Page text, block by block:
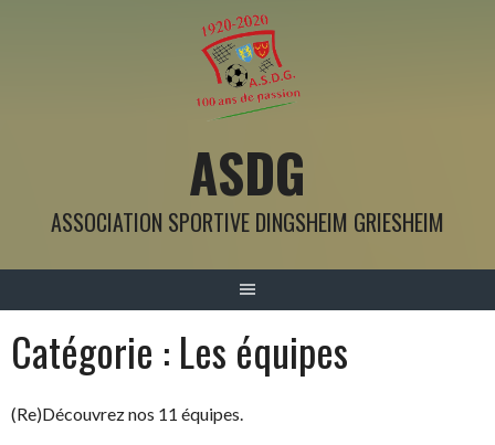
ASDG
ASSOCIATION SPORTIVE DINGSHEIM GRIESHEIM
Catégorie : Les équipes
(Re)Découvrez nos 11 équipes.